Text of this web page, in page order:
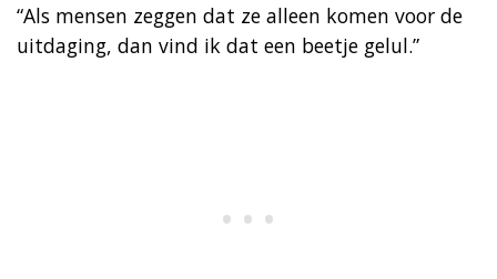
“Als mensen zeggen dat ze alleen komen voor de
uitdaging, dan vind ik dat een beetje gelul.”